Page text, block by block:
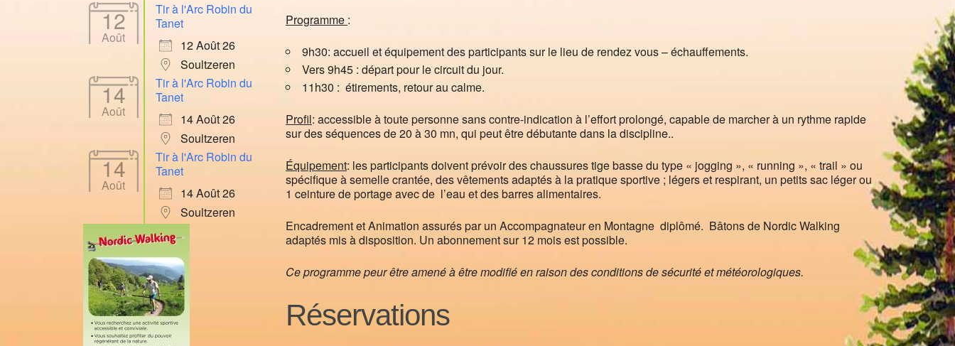
Programme :
9h30: accueil et équipement des participants sur le lieu de rendez vous – échauffements.
Vers 9h45 : départ pour le circuit du jour.
11h30 : étirements, retour au calme.
Profil: accessible à toute personne sans contre-indication à l’effort prolongé, capable de marcher à un rythme rapide
sur des séquences de 20 à 30 mn, qui peut être débutante dans la discipline..
Équipement: les participants doivent prévoir des chaussures tige basse du type « jogging », « running », « trail » ou
spécifique à semelle crantée, des vêtements adaptés à la pratique sportive ; légers et respirant, un petits sac léger ou
1 ceinture de portage avec de l’eau et des barres alimentaires.
Encadrement et Animation assurés par un Accompagnateur en Montagne diplômé. Bâtons de Nordic Walking
adaptés mis à disposition. Un abonnement sur 12 mois est possible.
Ce programme peur être amené à être modifié en raison des conditions de sécurité et météorologiques.
Réservations
12
Août
Tir à l'Arc Robin du
Tanet
12 Août 26
Soultzeren
14
Août
Tir à l'Arc Robin du
Tanet
14 Août 26
Soultzeren
14
Août
Tir à l'Arc Robin du
Tanet
14 Août 26
Soultzeren